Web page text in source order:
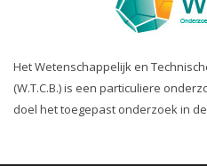
Het Wetenschappelijk en
(W.T.C.B.) is een particuliere
doel het toegepast onderzoek in